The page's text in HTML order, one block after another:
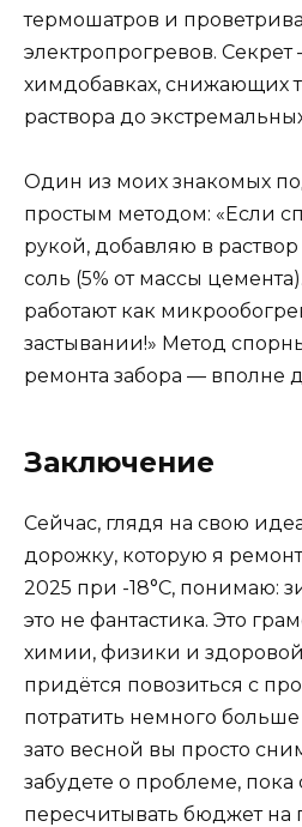
термошатров и
электропрогревов.
химдобавках, снижающих
раствора до
Один из моих знакомых
простым методом: «Если
рукой, добавляю в
соль (5% от массы
работают как
застывании!» Метод
ремонта забора — вполне
Заключение
Сейчас, глядя на свою
дорожку, которую я
2025 при -18°C, понимаю:
это не фантастика. Это
химии, физики и
придётся повозиться с
потратить немного
зато весной вы просто
забудете о проблеме, пока
пересчитывать бюджет на